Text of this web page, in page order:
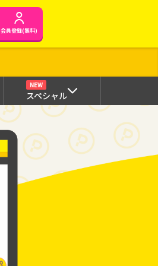
会員登録(無料)
NEW
スペシャル